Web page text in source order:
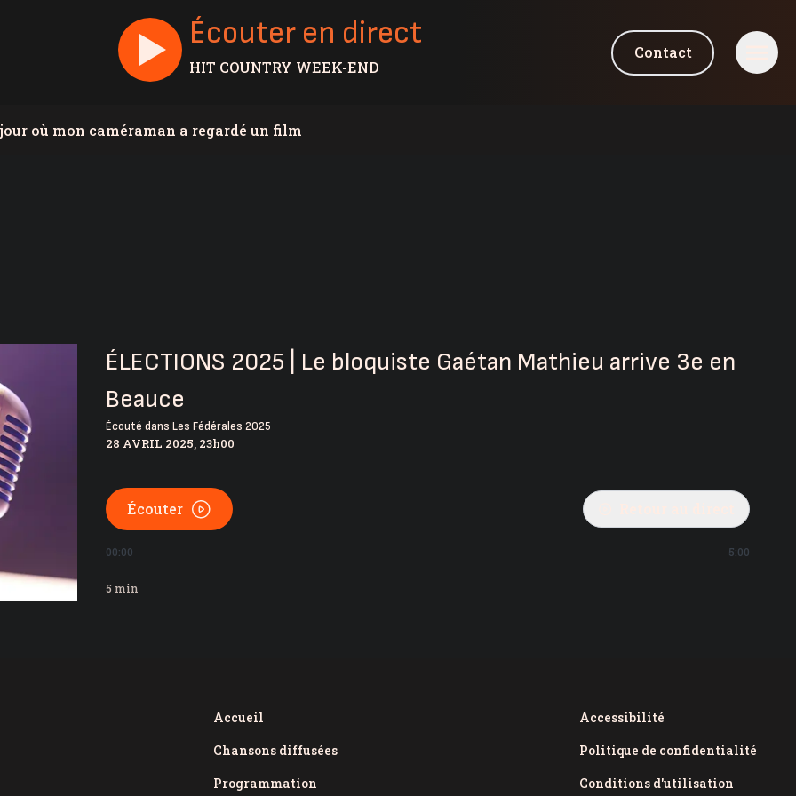
Écouter en direct
HIT COUNTRY WEEK-END
Contact
où mon caméraman a regardé un film
des vapeurs de gaz toxiques
aux policiers, à la DPJ et à du personnel
collision à Saint-Bernard
de Sainte-Marie
| La réparation temporaire avance
de Christine Fréchette; Duhaime dévoile son slogan
ÉLECTIONS 2025 | Le bloquiste Gaétan Mathieu arrive 3e en
Beauce
Écouté dansLes Fédérales 2025
28 AVRIL 2025, 23h00
Écouter
00:00 5:00
5 min
Accueil
Chansons diffusées
Programmation
Accessibilité
Politique de confidentialité
Conditions d'utilisation